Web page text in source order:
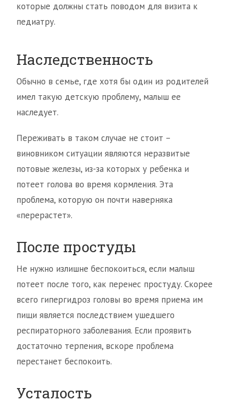
которые должны стать поводом для визита к
педиатру.
Наследственность
Обычно в семье, где хотя бы один из родителей
имел такую детскую проблему, малыш ее
наследует.
Переживать в таком случае не стоит –
виновником ситуации являются неразвитые
потовые железы, из-за которых у ребенка и
потеет голова во время кормления. Эта
проблема, которую он почти наверняка
«перерастет».
После простуды
Не нужно излишне беспокоиться, если малыш
потеет после того, как перенес простуду. Скорее
всего гипергидроз головы во время приема им
пищи является последствием ушедшего
респираторного заболевания. Если проявить
достаточно терпения, вскоре проблема
перестанет беспокоить.
Усталость